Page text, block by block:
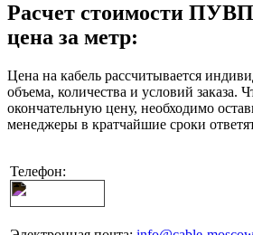
Расчет стоимости
цена за метр:
Цена на кабель рассчитывается
объема, количества и условий заказа.
окончательную цену, необходимо
менеджеры в кратчайшие сроки
Телефон: